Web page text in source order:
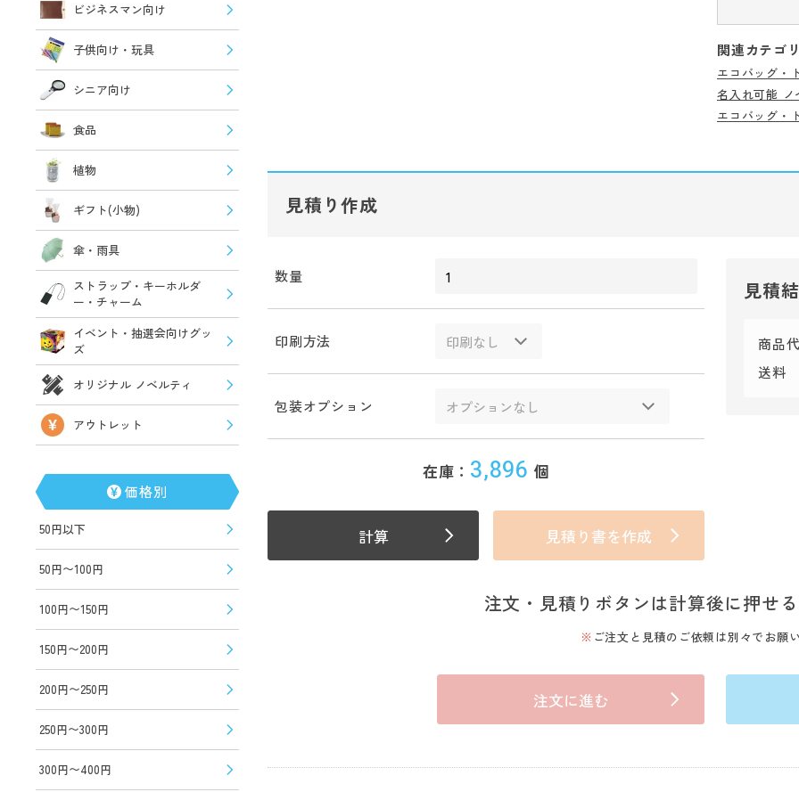
ビジネスマン向け
子供向け・玩具
シニア向け
食品
植物
ギフト(小物)
傘・雨具
ストラップ・キーホルダ
ー・チャーム
イベント・抽選会向けグッ
ズ
オリジナル ノベルティ
アウトレット
価格別
50円以下
50円〜100円
100円〜150円
150円〜200円
200円〜250円
250円〜300円
300円〜400円
関連カテゴ
エコバッグ・
名入れ可能 ノ
エコバッグ・
見積り作成
数量
印刷方法
包装オプション
在庫： 3,896 個
計算 見積り書を作成
見積
商品代
送料
注文・見積りボタンは計算後に押せる
ご注文と見積のご依頼は別々でお願
注文に進む